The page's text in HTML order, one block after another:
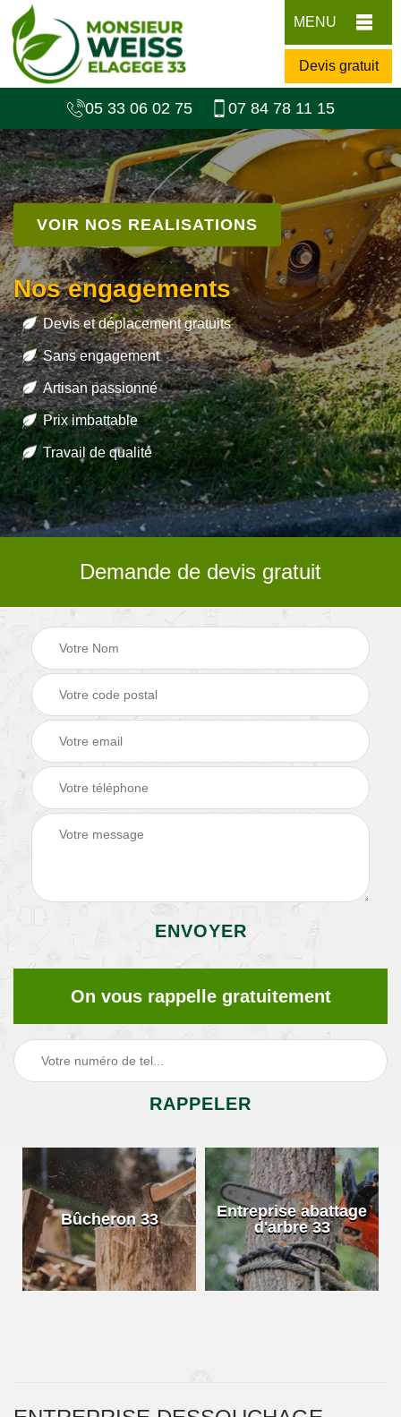
MENU
Devis gratuit
05 33 06 02 75 07 84 78 11 15
VOIR NOS REALISATIONS
Nos engagements
Devis et déplacement gratuits
Sans engagement
Artisan passionné
Prix imbattable
Travail de qualité
Demande de devis gratuit
On vous rappelle gratuitement
Bûcheron 33
Entreprise abattage
d'arbre 33